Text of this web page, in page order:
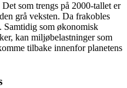
som trengs på 2000-tallet er
grå veksten. Da frakobles
Samtidig som økonomisk
kan miljøbelastninger som
tilbake innenfor planetens